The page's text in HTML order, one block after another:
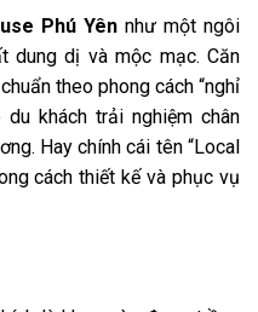
Phú Yên như một ngôi
dung dị và mộc mạc. Căn
theo phong cách “nghỉ
khách trải nghiệm chân
Hay chính cái tên “Local
cách thiết kế và phục vụ